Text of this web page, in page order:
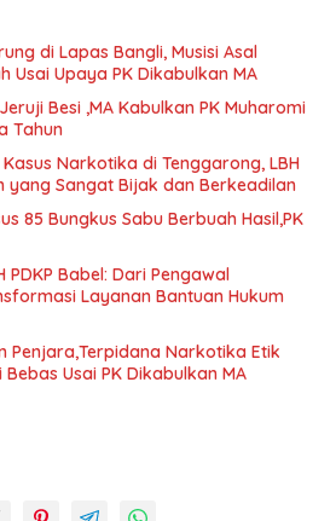
di Lapas Bangli, Musisi Asal
Usai Upaya PK Dikabulkan MA
Besi ,MA Kabulkan PK Muharomi
Tahun
Narkotika di Tenggarong, LBH
yang Sangat Bijak dan Berkeadilan
85 Bungkus Sabu Berbuah Hasil,PK
PDKP Babel: Dari Pengawal
Layanan Bantuan Hukum
Penjara,Terpidana Narkotika Etik
Usai PK Dikabulkan MA